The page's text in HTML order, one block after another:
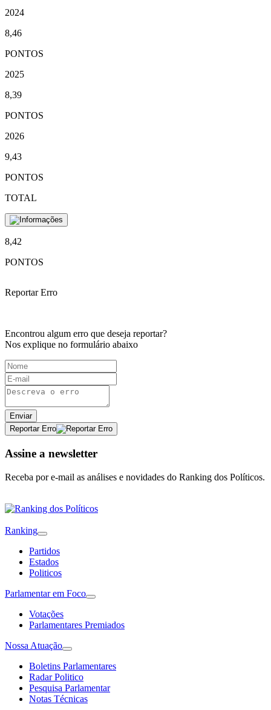
2024
8,46
PONTOS
2025
8,39
PONTOS
2026
9,43
PONTOS
TOTAL
8,42
PONTOS
Reportar Erro
Encontrou algum erro que deseja reportar?
Nos explique no formulário abaixo
Enviar
Reportar Erro
Assine a newsletter
Receba por e-mail as análises e novidades do Ranking dos Políticos.
Ranking
Partidos
Estados
Politicos
Parlamentar em Foco
Votações
Parlamentares Premiados
Nossa Atuação
Boletins Parlamentares
Radar Politico
Pesquisa Parlamentar
Notas Técnicas